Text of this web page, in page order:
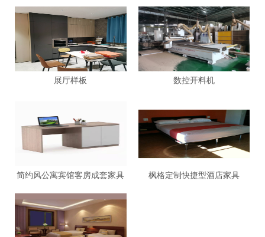
展厅样板 数控开料机
简约风公寓宾馆客房成套家具 枫格定制快捷型酒店家具